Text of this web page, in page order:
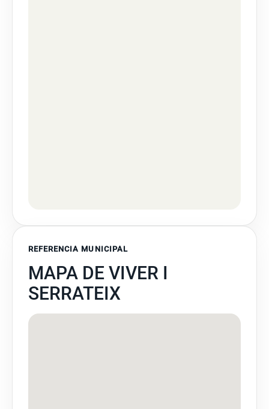
REFERENCIA MUNICIPAL
MAPA DE VIVER I
SERRATEIX